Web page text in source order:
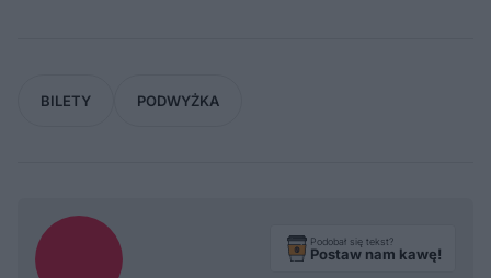
BILETY PODWYŻKA
Podobał się tekst?
Postaw nam kawę!